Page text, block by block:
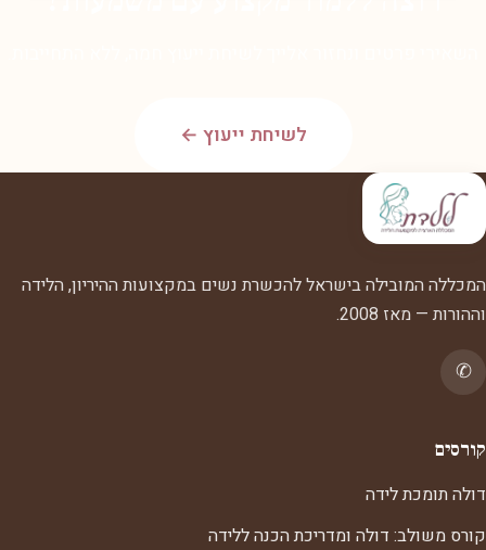
לשיחת ייעוץ ←
המכללה המובילה בישראל להכשרת נשים במקצועות ההיריון, הלידה
וההורות — מאז 2008.
✆
קורסים
דולה תומכת לידה
קורס משולב: דולה ומדריכת הכנה ללידה